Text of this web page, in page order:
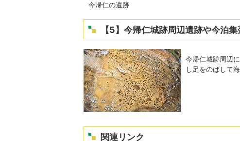
今帰仁の遺跡
【5】今帰仁城跡周辺遺跡や今泊
今帰仁城跡周辺
し足をのばして
関連リンク